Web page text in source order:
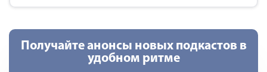
Получайте анонсы новых подкастов в
удобном ритме